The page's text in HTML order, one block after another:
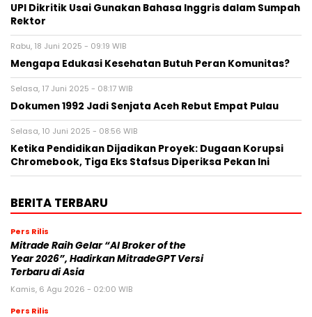
UPI Dikritik Usai Gunakan Bahasa Inggris dalam Sumpah
Rektor
Rabu, 18 Juni 2025 - 09:19 WIB
Mengapa Edukasi Kesehatan Butuh Peran Komunitas?
Selasa, 17 Juni 2025 - 08:17 WIB
Dokumen 1992 Jadi Senjata Aceh Rebut Empat Pulau
Selasa, 10 Juni 2025 - 08:56 WIB
Ketika Pendidikan Dijadikan Proyek: Dugaan Korupsi
Chromebook, Tiga Eks Stafsus Diperiksa Pekan Ini
BERITA TERBARU
Pers Rilis
Mitrade Raih Gelar “AI Broker of the
Year 2026”, Hadirkan MitradeGPT Versi
Terbaru di Asia
Kamis, 6 Agu 2026 - 02:00 WIB
Pers Rilis